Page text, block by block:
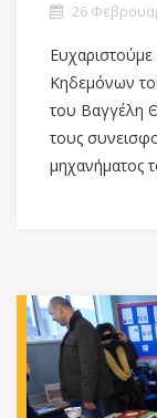
26
Κηδεμόνων
του Βαγγέλη
τους
μηχανήματος